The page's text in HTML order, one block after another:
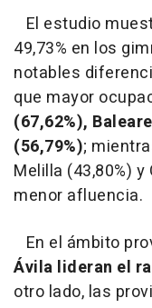
El estudio
49,73% en los
notables
que mayor
(67,62%),
(56,79%);
Melilla (43,80%)
menor afluencia.
En el ámbito
Ávila lideran el
otro lado, las